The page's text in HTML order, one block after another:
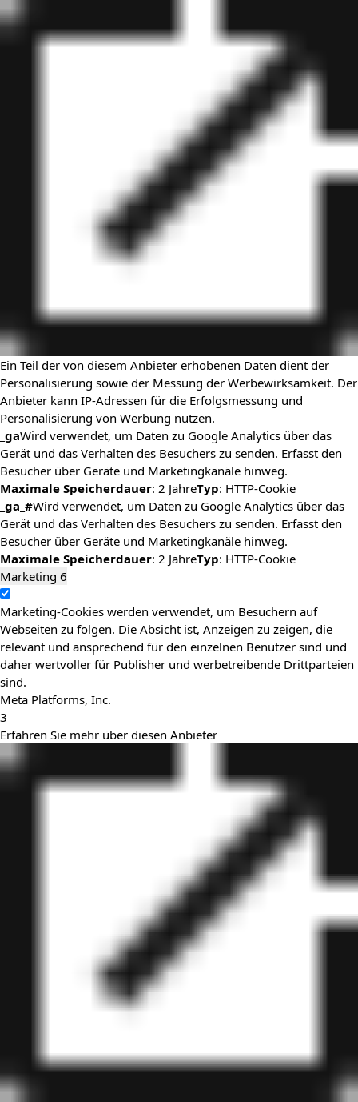
Ein Teil der von diesem Anbieter erhobenen Daten dient der
Personalisierung sowie der Messung der Werbewirksamkeit. Der
Anbieter kann IP-Adressen für die Erfolgsmessung und
Personalisierung von Werbung nutzen.
_gaWird verwendet, um Daten zu Google Analytics über das
Gerät und das Verhalten des Besuchers zu senden. Erfasst den
Besucher über Geräte und Marketingkanäle hinweg.
Maximale Speicherdauer: 2 JahreTyp: HTTP-Cookie
_ga_#Wird verwendet, um Daten zu Google Analytics über das
Gerät und das Verhalten des Besuchers zu senden. Erfasst den
Besucher über Geräte und Marketingkanäle hinweg.
Maximale Speicherdauer: 2 JahreTyp: HTTP-Cookie
Marketing 6
Marketing-Cookies werden verwendet, um Besuchern auf
Webseiten zu folgen. Die Absicht ist, Anzeigen zu zeigen, die
relevant und ansprechend für den einzelnen Benutzer sind und
daher wertvoller für Publisher und werbetreibende Drittparteien
sind.
Meta Platforms, Inc.
3
Erfahren Sie mehr über diesen Anbieter